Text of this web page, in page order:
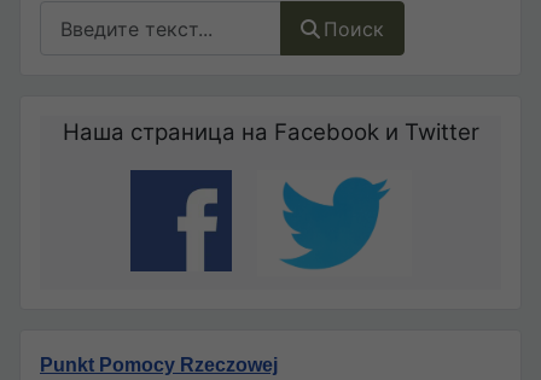
Поиск
Наша страница на Facebook и Twitter
Punkt Pomocy Rzeczowej